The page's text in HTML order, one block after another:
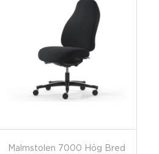
Malmstolen 7000 Hög Bred